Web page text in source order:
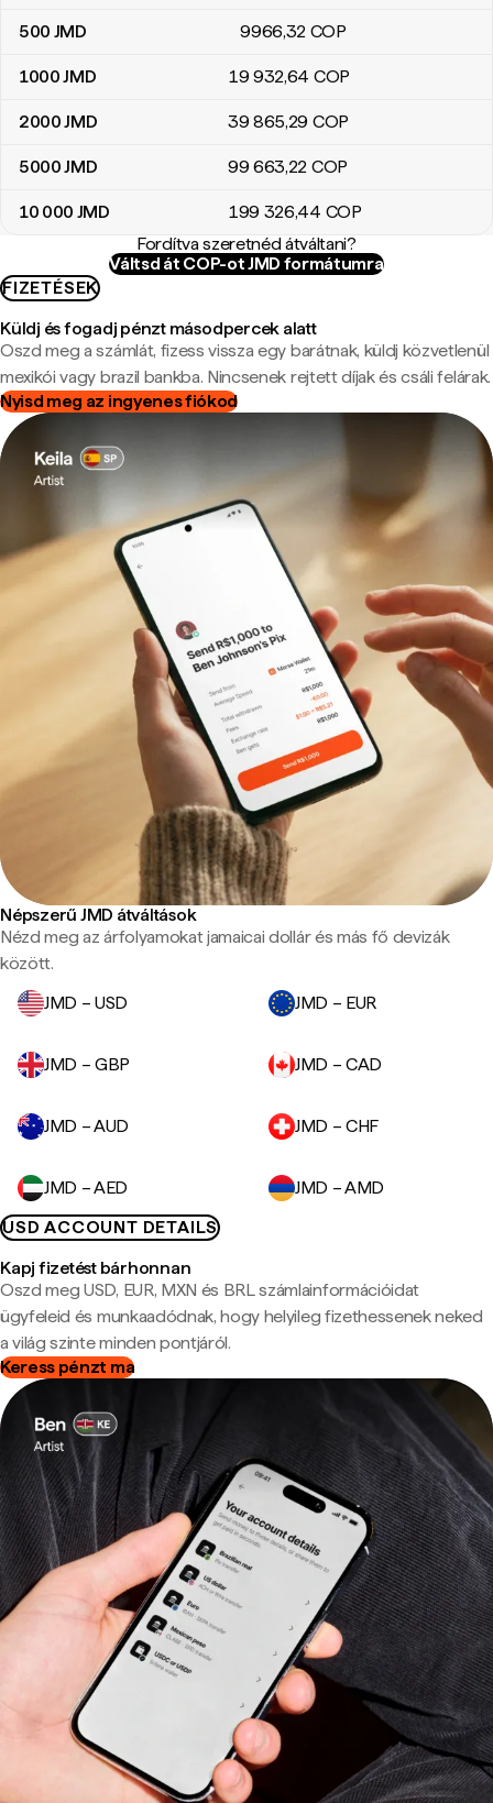
500 JMD 9966,32 COP
1000JMD 19 932,64 COP
2000JMD 39 865,29 COP
5000JMD 99 663,22 COP
10 000 JMD 199 326,44 COP
Fordítva szeretnéd átváltani?
Váltsd át COP-ot JMD formátumra
FIZETÉSEK
Küldj és fogadj pénzt másodpercek alatt
Oszd meg a számlát, fizess vissza egy barátnak, küldj közvetlenül
mexikói vagy brazil bankba. Nincsenek rejtett díjak és csáli felárak.
Nyisd meg az ingyenes fiókod
Népszerű JMD átváltások
Nézd meg az árfolyamokat jamaicai dollár és más fő devizák
között.
JMD – USD
JMD – EUR
JMD – GBP JMD – CAD
JMD – AUD JMD – CHF
JMD – AED
JMD – AMD
USD ACCOUNT DETAILS
Kapj fizetést bárhonnan
Oszd meg USD, EUR, MXN és BRL számlainformációidat
ügyfeleid és munkaadódnak, hogy helyileg fizethessenek neked
a világ szinte minden pontjáról.
Keress pénzt ma